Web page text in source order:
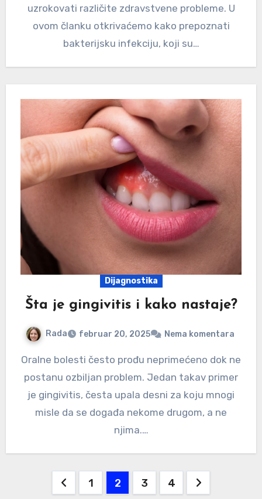
uzrokovati različite zdravstvene probleme. U
ovom članku otkrivaćemo kako prepoznati
bakterijsku infekciju, koji su…
Dijagnostika
Šta je gingivitis i kako nastaje?
Rada februar 20, 2025 Nema komentara
Oralne bolesti često prođu neprimećeno dok ne
postanu ozbiljan problem. Jedan takav primer
je gingivitis, česta upala desni za koju mnogi
misle da se događa nekome drugom, a ne
njima.…
Paginacija
1 2 3 4